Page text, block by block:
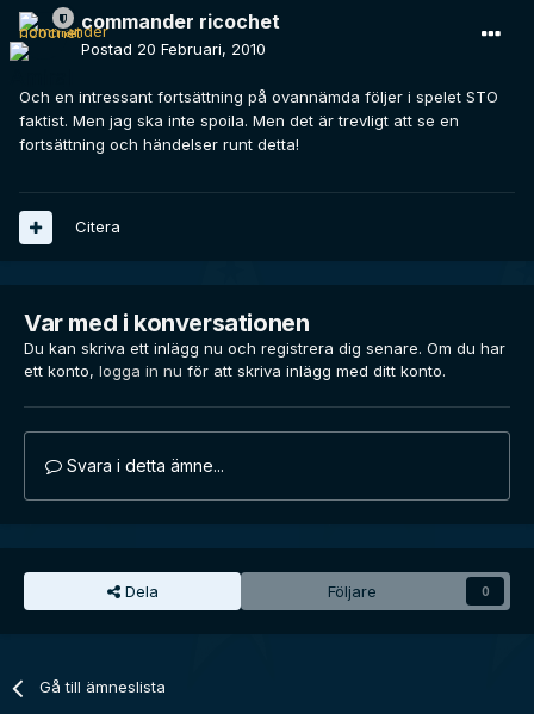
commander ricochet
Postad 20 Februari, 2010
Och en intressant fortsättning på ovannämda följer i spelet STO
faktist. Men jag ska inte spoila. Men det är trevligt att se en
fortsättning och händelser runt detta!
Citera
Var med i konversationen
Du kan skriva ett inlägg nu och registrera dig senare. Om du har
ett konto, logga in nu för att skriva inlägg med ditt konto.
Svara i detta ämne...
Dela Följare 0
Gå till ämneslista